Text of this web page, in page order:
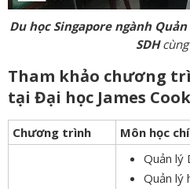
Du học Singapore ngành
SDHcùng
Tham khảo chương
tại Đại học James Cook
Chương trình Môn học
Quản lý
Quản lý